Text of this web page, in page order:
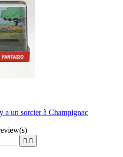
un sorcier à Champignac
 